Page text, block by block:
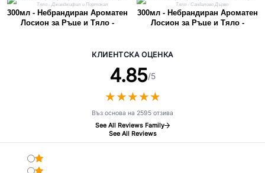
300мл - Небрандиран Ароматен
Лосион за Ръце и Тяло -
300мл - Небрандиран Ароматен
Лосион за Ръце и Тяло -
КЛИЕНТСКА ОЦЕНКА
4.85/5
★★★★★
★★★★★
Въз основа на 2595 отзива
See All Reviews Family
See All Reviews